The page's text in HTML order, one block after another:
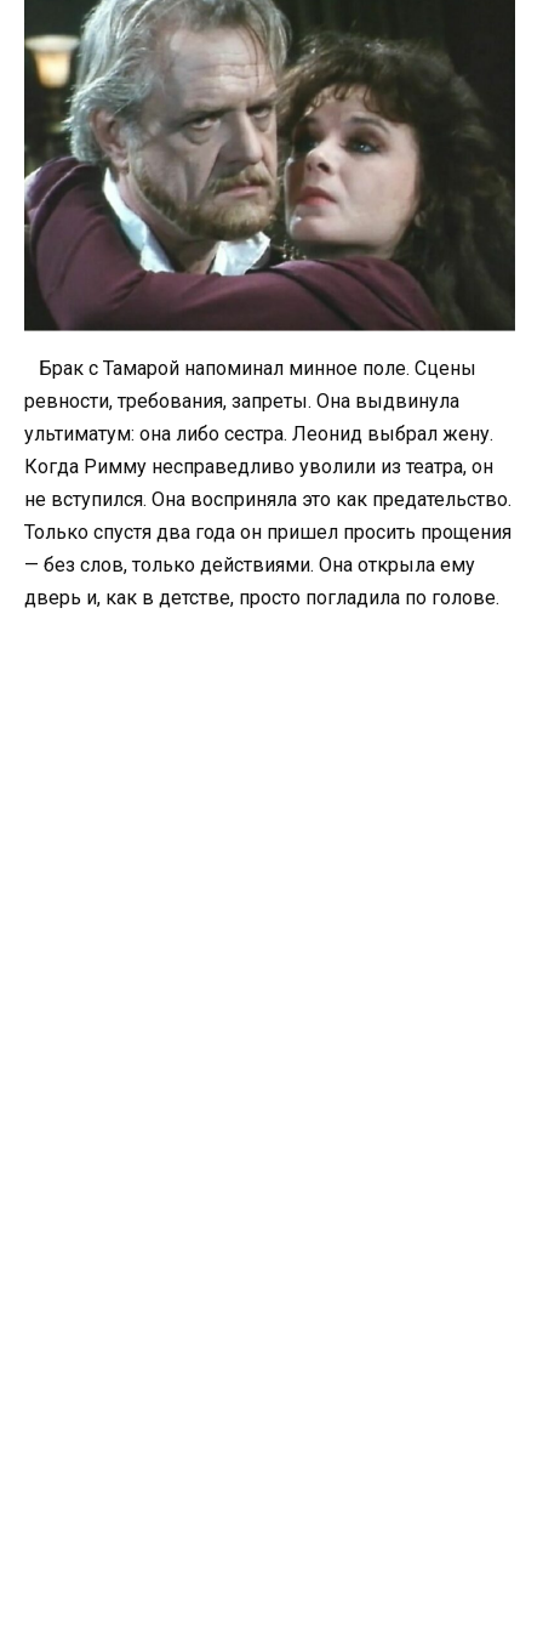
Брак с Тамарой напоминал минное поле. Сцены
ревности, требования, запреты. Она выдвинула
ультиматум: она либо сестра. Леонид выбрал жену.
Когда Римму несправедливо уволили из театра, он
не вступился. Она восприняла это как предательство.
Только спустя два года он пришел просить прощения
— без слов, только действиями. Она открыла ему
дверь и, как в детстве, просто погладила по голове.